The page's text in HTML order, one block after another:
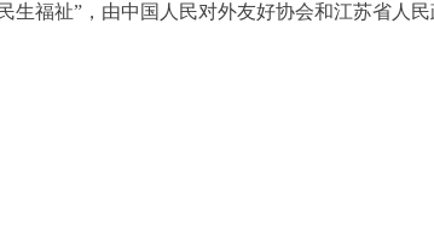
祉”，由中国人民对外友好协会和江苏省人民